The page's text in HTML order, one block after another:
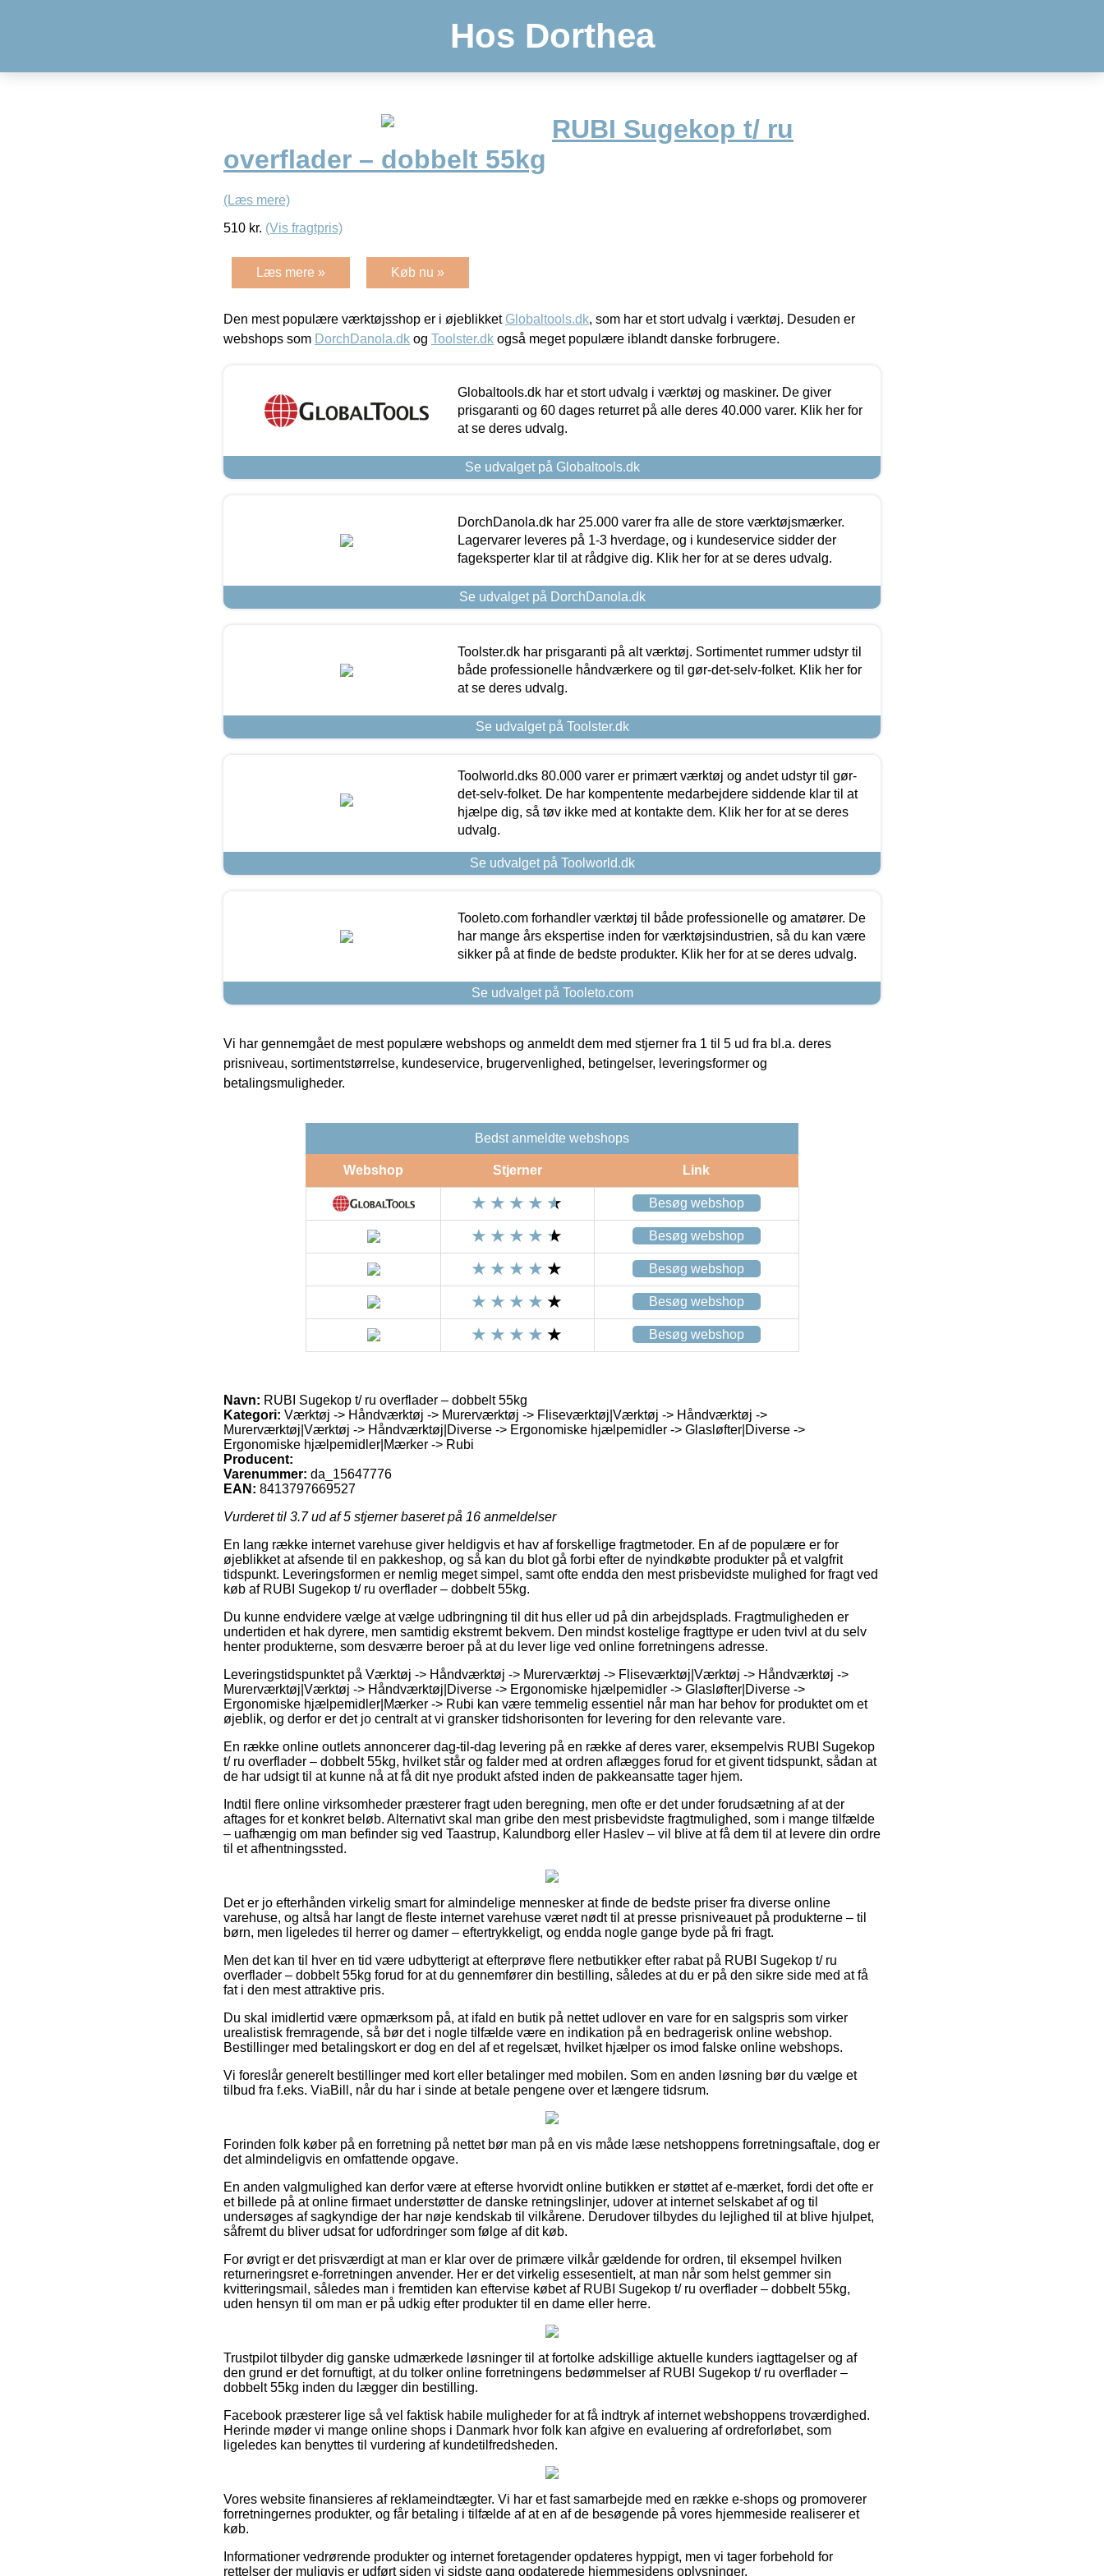
Hos Dorthea
RUBI Sugekop t/ ru
overflader – dobbelt 55kg
(Læs mere)
510 kr. (Vis fragtpris)
Læs mere » Køb nu »
Den mest populære værktøjsshop er i øjeblikket Globaltools.dk, som har et stort udvalg i værktøj. Desuden er
webshops som DorchDanola.dk og Toolster.dk også meget populære iblandt danske forbrugere.
Globaltools.dk har et stort udvalg i værktøj og maskiner. De giver
prisgaranti og 60 dages returret på alle deres 40.000 varer. Klik her for
at se deres udvalg.
Se udvalget på Globaltools.dk
DorchDanola.dk har 25.000 varer fra alle de store værktøjsmærker.
Lagervarer leveres på 1-3 hverdage, og i kundeservice sidder der
fageksperter klar til at rådgive dig. Klik her for at se deres udvalg.
Se udvalget på DorchDanola.dk
Toolster.dk har prisgaranti på alt værktøj. Sortimentet rummer udstyr til
både professionelle håndværkere og til gør-det-selv-folket. Klik her for
at se deres udvalg.
Se udvalget på Toolster.dk
Toolworld.dks 80.000 varer er primært værktøj og andet udstyr til gør-
det-selv-folket. De har kompentente medarbejdere siddende klar til at
hjælpe dig, så tøv ikke med at kontakte dem. Klik her for at se deres
udvalg.
Se udvalget på Toolworld.dk
Tooleto.com forhandler værktøj til både professionelle og amatører. De
har mange års ekspertise inden for værktøjsindustrien, så du kan være
sikker på at finde de bedste produkter. Klik her for at se deres udvalg.
Se udvalget på Tooleto.com
Vi har gennemgået de mest populære webshops og anmeldt dem med stjerner fra 1 til 5 ud fra bl.a. deres
prisniveau, sortimentstørrelse, kundeservice, brugervenlighed, betingelser, leveringsformer og
betalingsmuligheder.
Bedst anmeldte webshops
Webshop Stjerner Link
Besøg webshop
Besøg webshop
Besøg webshop
Besøg webshop
Besøg webshop
Navn: RUBI Sugekop t/ ru overflader – dobbelt 55kg
Kategori: Værktøj -> Håndværktøj -> Murerværktøj -> Fliseværktøj|Værktøj -> Håndværktøj ->
Murerværktøj|Værktøj -> Håndværktøj|Diverse -> Ergonomiske hjælpemidler -> Glasløfter|Diverse ->
Ergonomiske hjælpemidler|Mærker -> Rubi
Producent:
Varenummer: da_15647776
EAN: 8413797669527
Vurderet til 3.7ud af 5 stjerner baseret på 16 anmeldelser
En lang række internet varehuse giver heldigvis et hav af forskellige fragtmetoder. En af de populære er for
øjeblikket at afsende til en pakkeshop, og så kan du blot gå forbi efter de nyindkøbte produkter på et valgfrit
tidspunkt. Leveringsformen er nemlig meget simpel, samt ofte endda den mest prisbevidste mulighed for fragt ved
køb af RUBI Sugekop t/ ru overflader – dobbelt 55kg.
Du kunne endvidere vælge at vælge udbringning til dit hus eller ud på din arbejdsplads. Fragtmuligheden er
undertiden et hak dyrere, men samtidig ekstremt bekvem. Den mindst kostelige fragttype er uden tvivl at du selv
henter produkterne, som desværre beroer på at du lever lige ved online forretningens adresse.
Leveringstidspunktet på Værktøj -> Håndværktøj -> Murerværktøj -> Fliseværktøj|Værktøj -> Håndværktøj ->
Murerværktøj|Værktøj -> Håndværktøj|Diverse -> Ergonomiske hjælpemidler -> Glasløfter|Diverse ->
Ergonomiske hjælpemidler|Mærker -> Rubi kan være temmelig essentiel når man har behov for produktet om et
øjeblik, og derfor er det jo centralt at vi gransker tidshorisonten for levering for den relevante vare.
En række online outlets annoncerer dag-til-dag levering på en række af deres varer, eksempelvis RUBI Sugekop
t/ ru overflader – dobbelt 55kg, hvilket står og falder med at ordren aflægges forud for et givent tidspunkt, sådan at
de har udsigt til at kunne nå at få dit nye produkt afsted inden de pakkeansatte tager hjem.
Indtil flere online virksomheder præsterer fragt uden beregning, men ofte er det under forudsætning af at der
aftages for et konkret beløb. Alternativt skal man gribe den mest prisbevidste fragtmulighed, som i mange tilfælde
– uafhængig om man befinder sig ved Taastrup, Kalundborg eller Haslev – vil blive at få dem til at levere din ordre
til et afhentningssted.
Det er jo efterhånden virkelig smart for almindelige mennesker at finde de bedste priser fra diverse online
varehuse, og altså har langt de fleste internet varehuse været nødt til at presse prisniveauet på produkterne – til
børn, men ligeledes til herrer og damer – eftertrykkeligt, og endda nogle gange byde på fri fragt.
Men det kan til hver en tid være udbytterigt at efterprøve flere netbutikker efter rabat på RUBI Sugekop t/ ru
overflader – dobbelt 55kg forud for at du gennemfører din bestilling, således at du er på den sikre side med at få
fat i den mest attraktive pris.
Du skal imidlertid være opmærksom på, at ifald en butik på nettet udlover en vare for en salgspris som virker
urealistisk fremragende, så bør det i nogle tilfælde være en indikation på en bedragerisk online webshop.
Bestillinger med betalingskort er dog en del af et regelsæt, hvilket hjælper os imod falske online webshops.
Vi foreslår generelt bestillinger med kort eller betalinger med mobilen. Som en anden løsning bør du vælge et
tilbud fra f.eks. ViaBill, når du har i sinde at betale pengene over et længere tidsrum.
Forinden folk køber på en forretning på nettet bør man på en vis måde læse netshoppens forretningsaftale, dog er
det almindeligvis en omfattende opgave.
En anden valgmulighed kan derfor være at efterse hvorvidt online butikken er støttet af e-mærket, fordi det ofte er
et billede på at online firmaet understøtter de danske retningslinjer, udover at internet selskabet af og til
undersøges af sagkyndige der har nøje kendskab til vilkårene. Derudover tilbydes du lejlighed til at blive hjulpet,
såfremt du bliver udsat for udfordringer som følge af dit køb.
For øvrigt er det prisværdigt at man er klar over de primære vilkår gældende for ordren, til eksempel hvilken
returneringsret e-forretningen anvender. Her er det virkelig essesentielt, at man når som helst gemmer sin
kvitteringsmail, således man i fremtiden kan eftervise købet af RUBI Sugekop t/ ru overflader – dobbelt 55kg,
uden hensyn til om man er på udkig efter produkter til en dame eller herre.
Trustpilot tilbyder dig ganske udmærkede løsninger til at fortolke adskillige aktuelle kunders iagttagelser og af
den grund er det fornuftigt, at du tolker online forretningens bedømmelser af RUBI Sugekop t/ ru overflader –
dobbelt 55kg inden du lægger din bestilling.
Facebook præsterer lige så vel faktisk habile muligheder for at få indtryk af internet webshoppens troværdighed.
Herinde møder vi mange online shops i Danmark hvor folk kan afgive en evaluering af ordreforløbet, som
ligeledes kan benyttes til vurdering af kundetilfredsheden.
Vores website finansieres af reklameindtægter. Vi har et fast samarbejde med en række e-shops og promoverer
forretningernes produkter, og får betaling i tilfælde af at en af de besøgende på vores hjemmeside realiserer et
køb.
Informationer vedrørende produkter og internet foretagender opdateres hyppigt, men vi tager forbehold for
rettelser der muligvis er udført siden vi sidste gang opdaterede hjemmesidens oplysninger.